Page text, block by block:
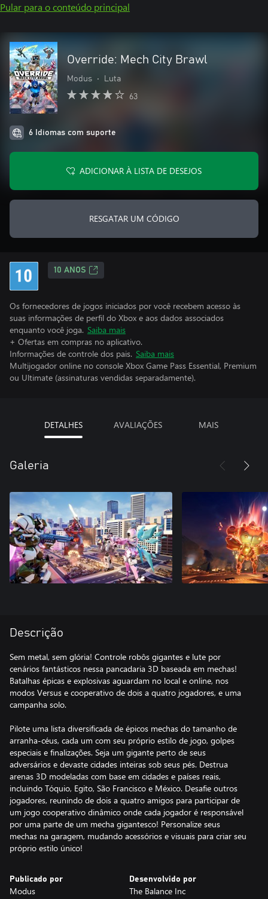
Pular para o conteúdo principal
Override: Mech City Brawl
Modus • Luta
63
6 Idiomas com suporte
ADICIONAR À LISTA DE DESEJOS
RESGATAR UM CÓDIGO
10 ANOS
Os fornecedores de jogos iniciados por você recebem acesso às
suas informações de perfil do Xbox e aos dados associados
enquanto você joga. Saiba mais
+ Ofertas em compras no aplicativo.
Informações de controle dos pais. Saiba mais
Multijogador online no console Xbox Game Pass Essential, Premium
ou Ultimate (assinaturas vendidas separadamente).
DETALHES AVALIAÇÕES MAIS
Galeria
Descrição
Sem metal, sem glória! Controle robôs gigantes e lute por
cenários fantásticos nessa pancadaria 3D baseada em mechas!
Batalhas épicas e explosivas aguardam no local e online, nos
modos Versus e cooperativo de dois a quatro jogadores, e uma
campanha solo.
Pilote uma lista diversificada de épicos mechas do tamanho de
arranha-céus, cada um com seu próprio estilo de jogo, golpes
especiais e finalizações. Seja um gigante perto de seus
adversários e devaste cidades inteiras sob seus pés. Destrua
arenas 3D modeladas com base em cidades e países reais,
incluindo Tóquio, Egito, São Francisco e México. Desafie outros
jogadores, reunindo de dois a quatro amigos para participar de
um jogo cooperativo dinâmico onde cada jogador é responsável
por uma parte de um mecha gigantesco! Personalize seus
mechas na garagem, mudando acessórios e visuais para criar seu
próprio estilo único!
Publicado por
Modus
Desenvolvido por
The Balance Inc